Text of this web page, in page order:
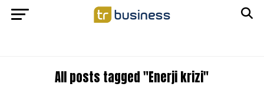
All posts tagged "Enerji krizi"